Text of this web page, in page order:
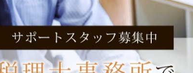
」 経営者特有の孤独な恐怖が、足元から這い上
悪魔の囁きが聞こえましたが、その時、事務